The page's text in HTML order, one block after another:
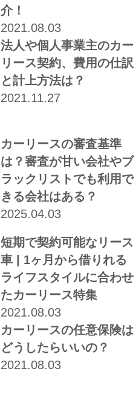
介！
2021.08.03
法人や個人事業主のカー
リース契約、費用の仕訳
と計上方法は？
2021.11.27
カーリースの審査基準
は？審査が甘い会社やブ
ラックリストでも利用で
きる会社はある？
2025.04.03
短期で契約可能なリース
車 | 1ヶ月から借りれる
ライフスタイルに合わせ
たカーリース特集
2021.08.03
カーリースの任意保険は
どうしたらいいの？
2021.08.03